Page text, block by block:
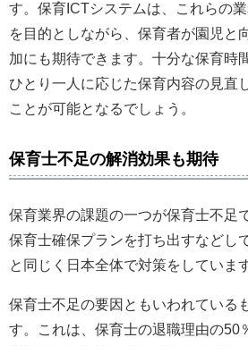
す。保育ICTシステムは、これらの
を目的としながら、保育者が園児と
加にも期待できます。十分な保育時
ひとり一人に応じた保育内容の見直
ことが可能となるでしょう。
保育士不足の解消効果も期待
保育業界の課題の一つが保育士不足
保育士確保プランを打ち出すなどし
と同じく日本全体で対策をしています
保育士不足の要因ともいわれている
す。これは、保育士の退職理由の50